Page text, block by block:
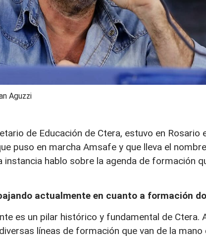
Aguzzi
de Educación de Ctera, estuvo en Rosario
puso en marcha Amsafe y que lleva el
instancia hablo sobre la agenda de formación
actualmente en cuanto a formación
es un pilar histórico y fundamental de Ctera.
líneas de formación que van de la mano